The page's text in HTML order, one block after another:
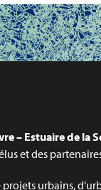
– Estuaire de la
et des
projets urbains,